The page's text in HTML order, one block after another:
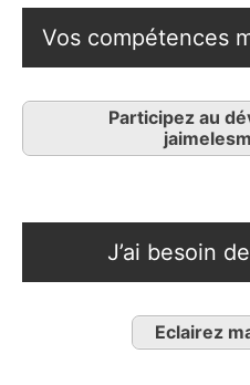
Vos compétences
Participez au
J’ai besoin
Eclairez